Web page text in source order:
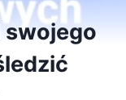
swojego